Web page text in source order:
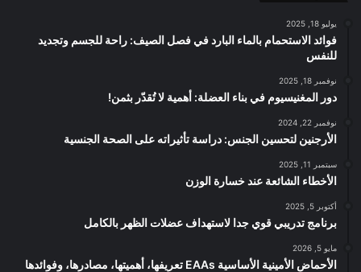
يوليو 18, 2025
فوائد الاستحمام بالماء البارد في فصل الصيف: راحة للجسم وتجديد
للنفس
نوفمبر 18, 2025
دور المغنيسيوم في بناء العضلة: أهمية لا تُقدّر بثمن!
نوفمبر 22, 2024
الأرجنين لتحسين الجنس: دراسة تأثيراته على الصحة الجنسية
سبتمبر 11, 2025
الأخطاء الشائعة عند خسارة الوزن
أكتوبر 5, 2025
برنامج تدريبي قوي جدا لاستهداف عضلات الظهر بالكامل
مايو 5, 2026
الأحماض الأمينية الأساسية EAAs تعريفها، أهميتها، مصادرها، وفوائدها